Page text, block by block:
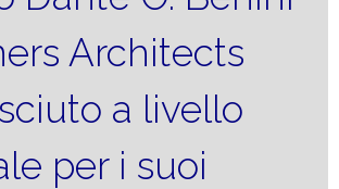
Architects
a livello
per i suoi